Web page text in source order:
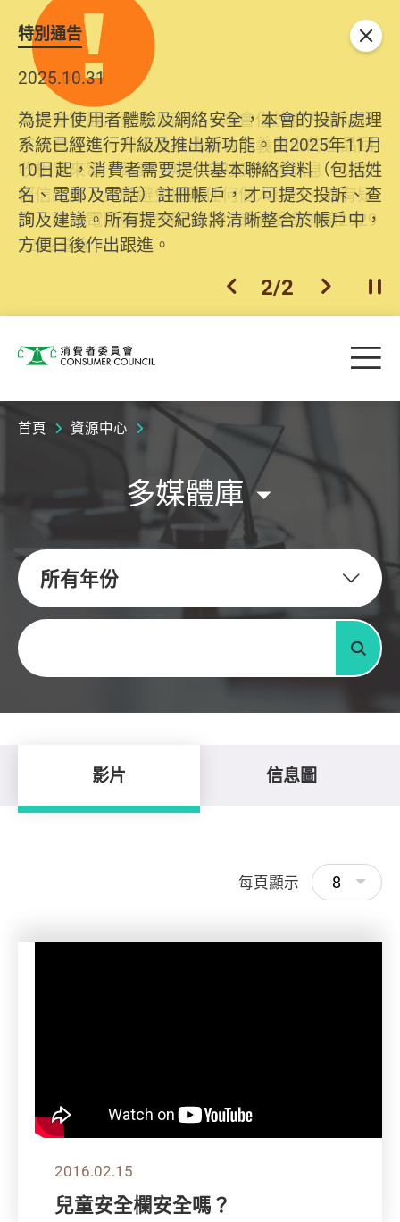
特別通告
2025.10.31
為提升使用者體驗及網絡安全，本會的投訴處理
系統已經進行升級及推出新功能。由2025年11月
10日起，消費者需要提供基本聯絡資料（包括姓
名、電郵及電話）註冊帳戶，才可提交投訴、查
詢及建議。所有提交紀錄將清晰整合於帳戶中，
方便日後作出跟進。
上一個
2/2 下一個開
關閉
消費者委員會 目
首頁 資源中心
多媒體庫
所有年份
關鍵字
搜尋
影片 信息圖
每頁顯示 8
2016.02.15
兒童安全欄安全嗎？